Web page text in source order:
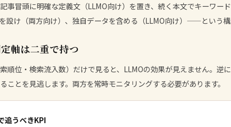
事冒頭に明確な定義文（LLMO向け）を置き、続く本文でキーワード
設け（両方向け）、独自データを含める（LLMO向け）——という構
軸は二重で持つ
順位・検索流入数）だけで見ると、LLMOの効果が見えません。逆
ことを見逃します。両方を常時モニタリングする必要があります。
追うべきKPI